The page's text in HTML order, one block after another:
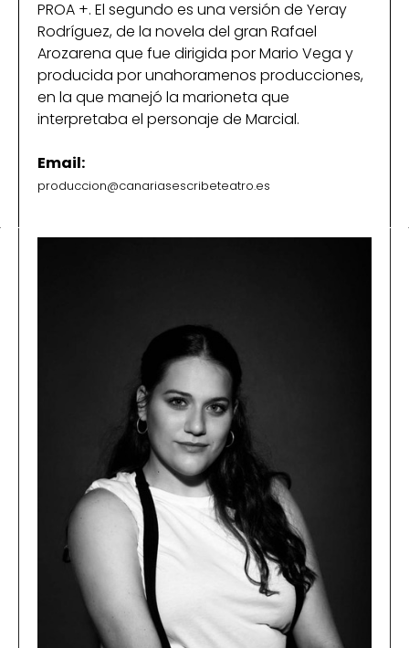
PROA +. El segundo es una versión de Yeray
Rodríguez, de la novela del gran Rafael
Arozarena que fue dirigida por Mario Vega y
producida por unahoramenos producciones,
en la que manejó la marioneta que
interpretaba el personaje de Marcial.
Email:
produccion@canariasescribeteatro.es